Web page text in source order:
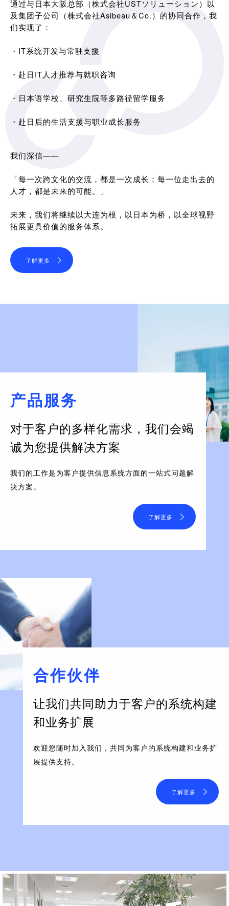
通过与日本大阪总部（株式会社USTソリューション）以
及集团子公司（株式会社Asibeau＆Co.）的协同合作，我
们实现了：
・IT系统开发与常驻支援
・赴日IT人才推荐与就职咨询
・日本语学校、研究生院等多路径留学服务
・赴日后的生活支援与职业成长服务
我们深信——
「每一次跨文化的交流，都是一次成长；每一位走出去的
人才，都是未来的可能。」
未来，我们将继续以大连为根，以日本为桥，以全球视野
拓展更具价值的服务体系。
了解更多
产品服务
对于客户的多样化需求， 我们会竭
诚为您提供解决方案
我们的工作是为客户提供信息系统方面的一站式问题解
决方案。
了解更多
合作伙伴
让我们共同助力于客户的系统构建
和业务扩展
欢迎您随时加入我们，共同为客户的系统构建和业务扩
展提供支持。
了解更多